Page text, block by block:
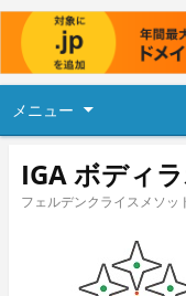
メニュー
IGA ボディ
フェルデンクライスメソッ